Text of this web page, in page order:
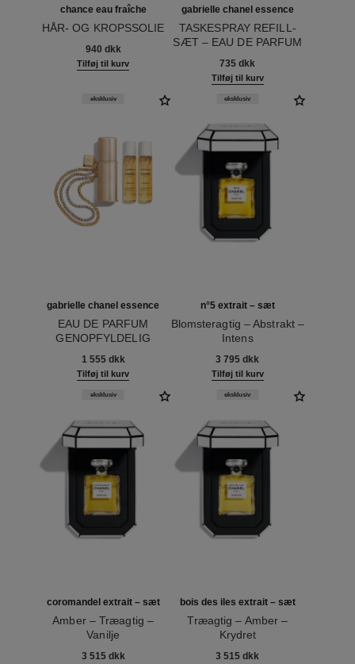
chance eau fraîche
HÅR- OG KROPSSOLIE
940 dkk
Tilføj til kurv
gabrielle chanel essence
TASKESPRAY REFILL-
SÆT – EAU DE PARFUM
735 dkk
Tilføj til kurv
gabrielle chanel essence
EAU DE PARFUM
GENOPFYLDELIG
TASKESPRAY
Ref. 120600
eksklusiv
1 555 dkk
Tilføj til kurv
n°5 extrait – sæt
Blomsteragtig – Abstrakt –
Intens
Ref. 120080
eksklusiv
3 795 dkk
Tilføj til kurv
coromandel extrait – sæt
Amber – Træagtig –
Vanilje
eksklusiv
3 515 dkk
bois des iles extrait – sæt
Træagtig – Amber –
Krydret
eksklusiv
3 515 dkk